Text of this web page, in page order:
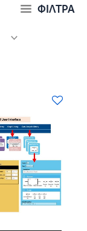
ΦΙΛΤΡΑ